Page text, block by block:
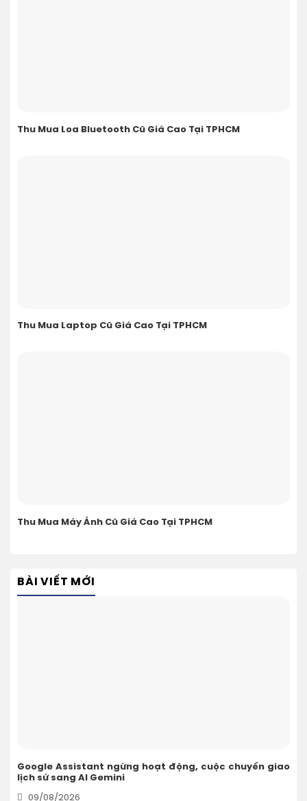
Thu Mua Loa Bluetooth Cũ Giá Cao Tại TPHCM
Thu Mua Laptop Cũ Giá Cao Tại TPHCM
Thu Mua Máy Ảnh Cũ Giá Cao Tại TPHCM
BÀI VIẾT MỚI
Google Assistant ngừng hoạt động, cuộc chuyển giao
lịch sử sang AI Gemini
09/08/2026